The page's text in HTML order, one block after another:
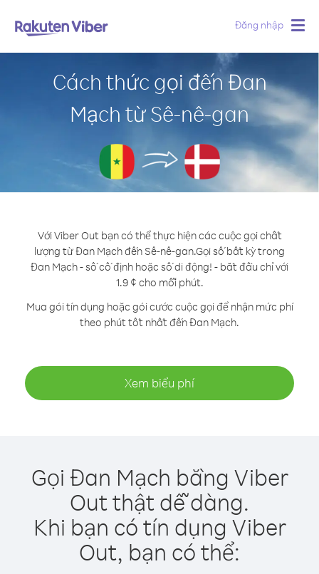
Đăng nhập
Cách thức gọi đến Đan
Mạch từ Sê-nê-gan
Với Viber Out bạn có thể thực hiện các cuộc gọi chất
lượng từ Đan Mạch đến Sê-nê-gan.Gọi số bất kỳ trong
Đan Mạch - số cố định hoặc số di động! - bắt đầu chỉ với
1.9 ¢ cho mỗi phút.
Mua gói tín dụng hoặc gói cước cuộc gọi để nhận mức phí
theo phút tốt nhất đến Đan Mạch.
Xem biểu phí
Gọi Đan Mạch bằng Viber
Out thật dễ dàng.
Khi bạn có tín dụng Viber
Out, bạn có thể: